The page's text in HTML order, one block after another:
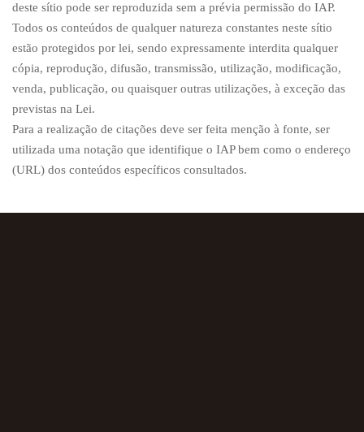
deste sítio pode ser reproduzida sem a prévia permissão do IAP.
Todos os conteúdos de qualquer natureza constantes neste sítio
estão protegidos por lei, sendo expressamente interdita qualquer
cópia, reprodução, difusão, transmissão, utilização, modificação,
venda, publicação, ou quaisquer outras utilizações, à exceção das
previstas na Lei.
Para a realização de citações deve ser feita menção à fonte, ser
utilizada uma notação que identifique o IAP bem como o endereço
(URL) dos conteúdos específicos consultados.